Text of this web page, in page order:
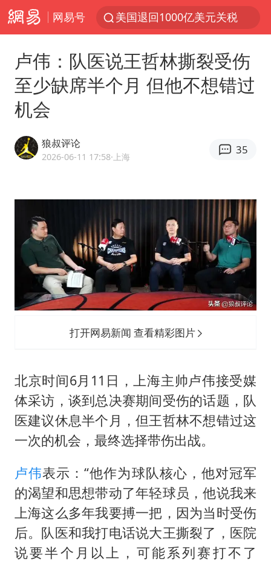
网易号
美国退回1000亿美元关税
被泰航拒载中国乘客：免费改签没兑现
逃犯看演唱会 刚出地铁就被逮住
《Monica》填词人黎彼得去世
因凡蒂诺首次公开道歉
FIFA官方支持因凡蒂诺
陕西柞水遭遇暴雨五千余户群众转移
人贩子“梅姨”真名谢家梅
如何把百年大党建设得更加坚强有力
总书记关心百姓身边这些民生大事
卢伟：队医说王哲林撕裂受伤
至少缺席半个月 但他不想错过
机会
狼叔评论
2026-06-11 17:58·上海
35
打开网易新闻 查看精彩图片
北京时间6月11日，上海主帅卢伟接受媒
体采访，谈到总决赛期间受伤的话题，队
医建议休息半个月，但王哲林不想错过这
一次的机会，最终选择带伤出战。
卢伟表示：“他作为球队核心，他对冠军
的渴望和思想带动了年轻球员，他说我来
上海这么多年我要搏一把，因为当时受伤
后。队医和我打电话说大王撕裂了，医院
说要半个月以上，可能系列赛打不了